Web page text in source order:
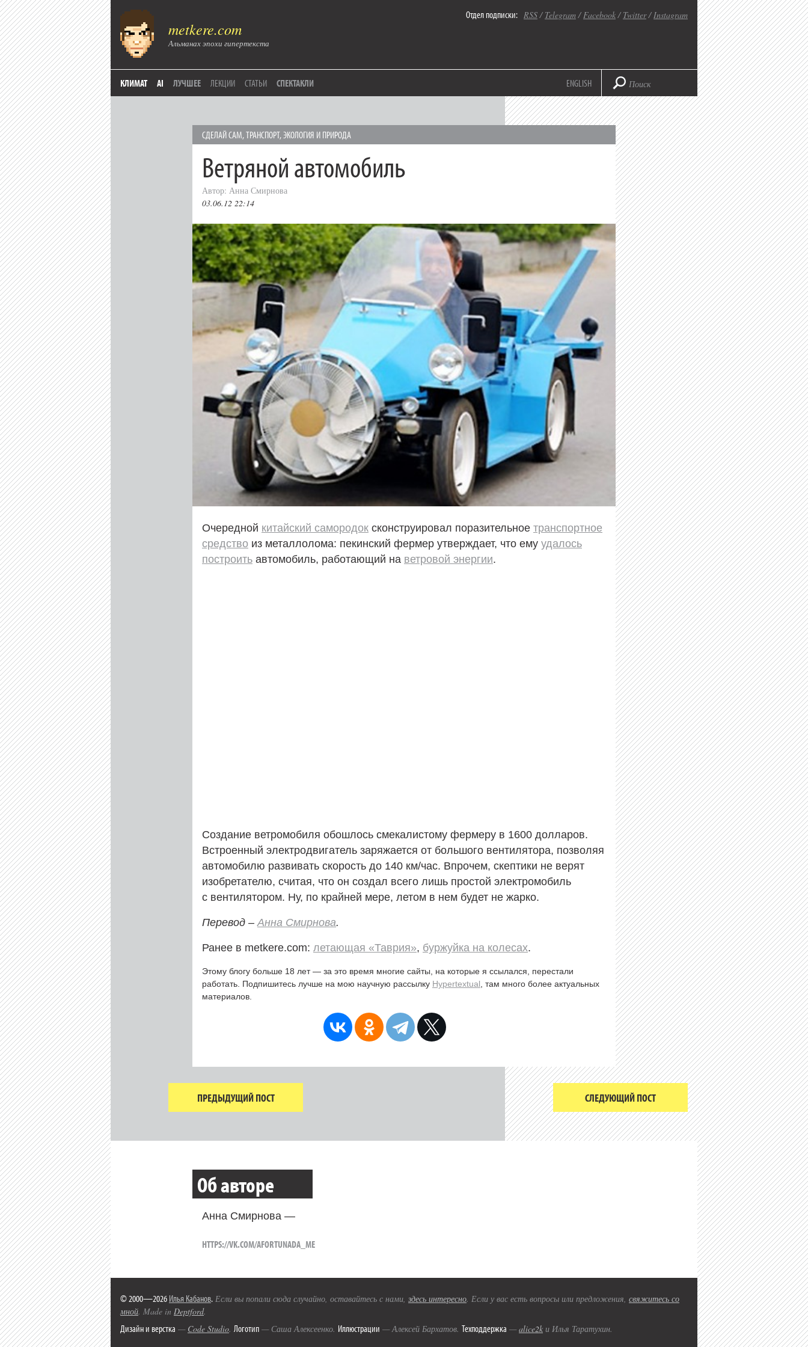
metkere.com
Альманах эпохи гипертекста
Отдел подписки: RSS/ Telegram/Facebook/ Twitter/Instagram
КЛИМАТ AI ЛУЧШЕЕ ЛЕКЦИИ СТАТЬИ СПЕКТАКЛИ ENGLISH
СДЕЛАЙ САМ,ТРАНСПОРТ,ЭКОЛОГИЯ И ПРИРОДА
Ветряной автомобиль
Автор: Анна Смирнова
03.06.12 22:14
Очередной китайский самородок сконструировал поразительное транспортное
средство из металлолома: пекинский фермер утверждает, что ему удалось
построить автомобиль, работающий на ветровой энергии.
Создание ветромобиля обошлось смекалистому фермеру в 1600 долларов.
Встроенный электродвигатель заряжается от большого вентилятора, позволяя
автомобилю развивать скорость до 140 км/час. Впрочем, скептики не верят
изобретателю, считая, что он создал всего лишь простой электромобиль
с вентилятором. Ну, по крайней мере, летом в нем будет не жарко.
Перевод – Анна Смирнова.
Ранее в metkere.com: летающая «Таврия», буржуйка на колесах.
Этому блогу больше 18 лет — за это время многие сайты, на которые я ссылался, перестали
работать. Подпишитесь лучше на мою научную рассылку Hypertextual , там много более актуальных
материалов.
ПРЕДЫДУЩИЙ ПОСТ СЛЕДУЮЩИЙ ПОСТ
Об авторе
Анна Смирнова —
HTTPS://VK.COM/AFORTUNADA_ME
© 2000—2026 Илья Кабанов. Если вы попали сюда случайно, оставайтесь с нами, здесь интересно. Если у вас есть вопросы или предложения, свяжитесь со
мной. Made in Deptford.
Дизайн и верстка — Code Studio. Логотип — Саша Алексеенко. Иллюстрации — Алексей Бархатов. Техподдержка —alice2k и Илья Таратухин.